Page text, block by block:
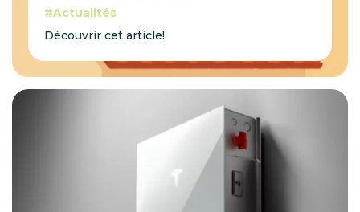
Actualités
Découvrir cet article!